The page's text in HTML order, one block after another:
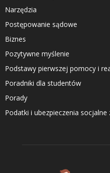
Narzędzia
Postępowanie sądowe
Biznes
Pozytywne myślenie
Podstawy pierwszej pomocy i
Poradniki dla studentów
Porady
Podatki i ubezpieczenia socjalne